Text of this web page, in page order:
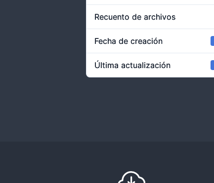
Recuento de archivos
Fecha de creación
Última actualización